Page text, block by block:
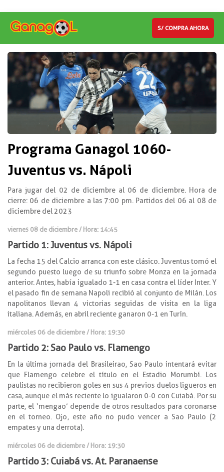
S/ COMPRA AHORA
Programa Ganagol 1060-
Juventus vs. Nápoli
Para jugar del 02 de diciembre al 06 de diciembre. Hora de
cierre: 06 de diciembre a las 7:00 pm. Partidos del 06 al 08 de
diciembre del 2023
viernes 08 de diciembre / Hora: 14:45
Partido 1: Juventus vs. Nápoli
La fecha 15 del Calcio arranca con este clásico. Juventus tomó el
segundo puesto luego de su triunfo sobre Monza en la jornada
anterior. Antes, había igualado 1-1 en casa contra el líder Inter. Y
el pasado fin de semana Napoli recibió al conjunto de Milán. Los
napolitanos llevan 4 victorias seguidas de visita en la liga
italiana. Además, en abril reciente ganaron 0-1 en Turín.
miércoles 06 de diciembre / Hora: 19:30
Partido 2: Sao Paulo vs. Flamengo
En la última jornada del Brasileirao, Sao Paulo intentará evitar
que Flamengo celebre el título en el Estadio Morumbí. Los
paulistas no recibieron goles en sus 4 previos duelos ligueros en
casa, aunque el más reciente lo igualaron 0-0 con Cuiabá. Por su
parte, el ‘mengao’ depende de otros resultados para coronarse
en el torneo. Ojo, este año no pudo vencer a Sao Paulo (2
empates y una derrota).
miércoles 06 de diciembre / Hora: 19:30
Partido 3: Cuiabá vs. At. Paranaense